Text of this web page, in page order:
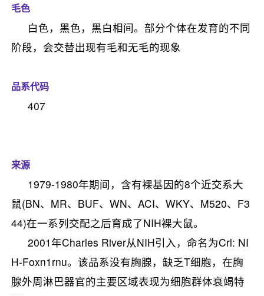
毛色
白色，黑色，黑白相间。部分个体在发育的不同
阶段，会交替出现有毛和无毛的现象
品系代码
407
来源
1979-1980年期间，含有裸基因的8个近交系大
鼠(BN、MR、BUF、WN、ACI、WKY、M520、F3
44)在一系列交配之后育成了NIH裸大鼠。
2001年Charles River从NIH引入，命名为Crl: NI
H-Foxn1rnu。该品系没有胸腺，缺乏T细胞，在胸
腺外周淋巴器官的主要区域表现为细胞群体衰竭特